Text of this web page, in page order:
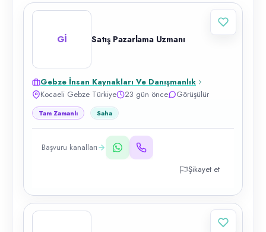
Gİ Satış Pazarlama Uzmanı
Gebze İnsan Kaynakları Ve Danışmanlık
Kocaeli Gebze Türkiye
23 gün önce Görüşülür
Tam Zamanlı Saha
Başvuru kanalları
Şikayet et